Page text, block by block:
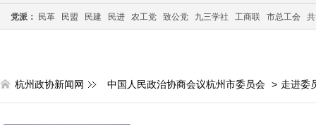
党派： 民革 民盟 民建 民进 农工党 致公党 九三学社 工商联 市总工会
杭州政协新闻网 中国人民政治协商会议杭州市委员会 > 走进委